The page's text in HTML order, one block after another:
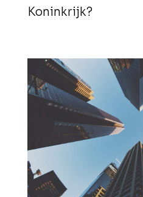
Koninkrijk?